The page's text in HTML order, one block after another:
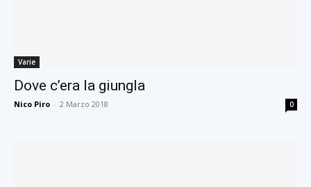
Varie
Dove c’era la giungla
Nico Piro - 2 Marzo 2018 0